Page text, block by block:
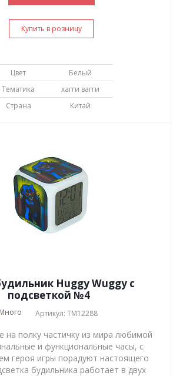
Купить в розницу
Цвет
Белый
Тематика
хагги вагги
Страна
Китай
Huggy Wuggy с
подсветкой №4
Много Артикул: TM12288
на полку частичку из мира любимой
и функциональные часы, с
героя игры порадуют настоящего
будильника работает в двух